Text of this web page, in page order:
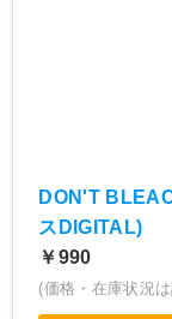
DON'T
スDIGITAL)
￥990
(価格・在庫状況